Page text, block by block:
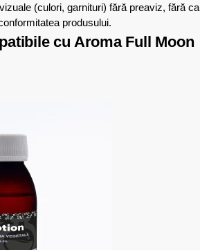
(culori, garnituri) fără preaviz, fără ca
produsului.
cu Aroma Full Moon